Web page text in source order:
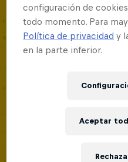
configuración de
todo momento. Para
Política de privacidad y
en la parte inferior.
Aceptar